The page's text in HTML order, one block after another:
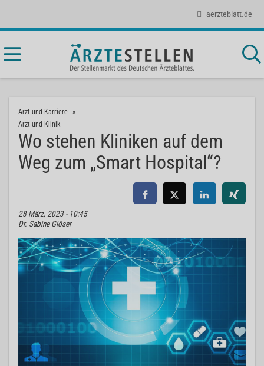
aerzteblatt.de
Arzt und Karriere
Arzt und Klinik
Wo stehen Kliniken auf dem
Weg zum „Smart Hospital“?
28 März, 2023 - 10:45
Dr. Sabine Glöser